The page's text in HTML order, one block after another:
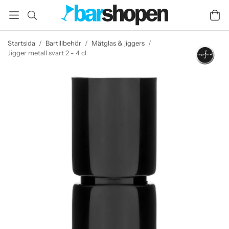
Startsida / Bartillbehör / Mätglas & jiggers /
Jigger metall svart 2 - 4 cl